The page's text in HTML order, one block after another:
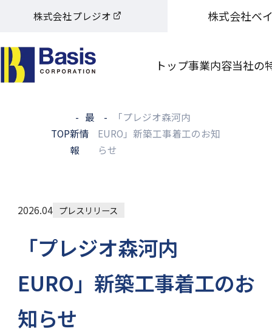
株式会社プレジオ 株式会社ベ
トップ事業内容当社の
TOP
最
新情
報
「プレジオ森河内
EURO」新築工事着工のお知
らせ
2026.04 プレスリリース
「プレジオ森河内
EURO」新築工事着工のお
知らせ